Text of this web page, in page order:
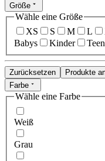
Größe
Wähle eine Größe
XS
S M L
Babys
Kinder
Zurücksetzen
Produkte
Farbe
Wähle eine Farbe
Weiß
Grau